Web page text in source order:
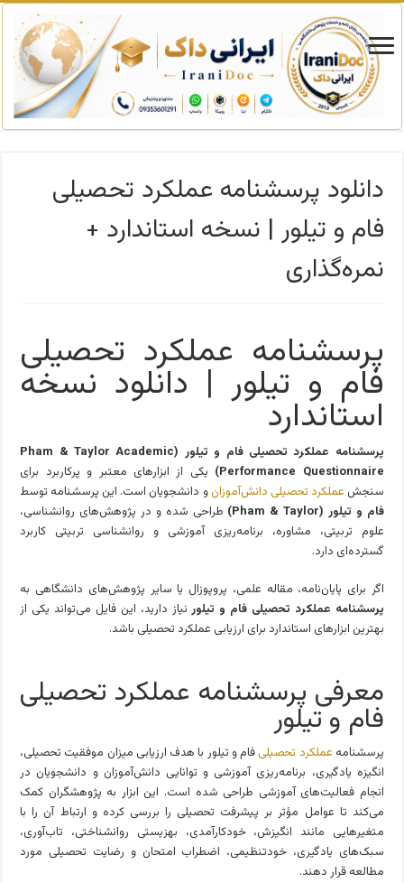
دانلود پرسشنامه عملکرد تحصیلی
فام و تیلور | نسخه استاندارد +
نمره‌گذاری
پرسشنامه عملکرد تحصیلی
فام و تیلور | دانلود نسخه
استاندارد
پرسشنامه عملکرد تحصیلی فام و تیلور (Pham & Taylor Academic
Performance Questionnaire)
یکی از ابزارهای معتبر و پرکاربرد برای
سنجش عملکرد تحصیلی دانش‌آموزانو دانشجویان است. این پرسشنامه توسط
فام و تیلور (Pham & Taylor)
طراحی شده و در پژوهش‌های روانشناسی،
علوم تربیتی، مشاوره، برنامه‌ریزی آموزشی و روانشناسی تربیتی کاربرد
گسترده‌ای دارد.
اگر برای پایان‌نامه، مقاله علمی، پروپوزال یا سایر پژوهش‌های دانشگاهی به
پرسشنامه عملکرد تحصیلی فام و تیلورنیاز دارید، این فایل می‌تواند یکی از
بهترین ابزارهای استاندارد برای ارزیابی عملکرد تحصیلی باشد.
معرفی پرسشنامه عملکرد تحصیلی
فام و تیلور
پرسشنامه عملکرد تحصیلیفام و تیلور با هدف ارزیابی میزان موفقیت تحصیلی،
انگیزه یادگیری، برنامه‌ریزی آموزشی و توانایی دانش‌آموزان و دانشجویان در
انجام فعالیت‌های آموزشی طراحی شده است. این ابزار به پژوهشگران کمک
می‌کند تا عوامل مؤثر بر پیشرفت تحصیلی را بررسی کرده و ارتباط آن را با
متغیرهایی مانند انگیزش، خودکارآمدی، بهزیستی روانشناختی، تاب‌آوری،
سبک‌های یادگیری، خودتنظیمی، اضطراب امتحان و رضایت تحصیلی مورد
مطالعه قرار دهند.